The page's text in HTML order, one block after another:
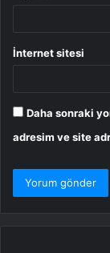
İnternet sitesi
Daha sonraki
adresim ve site